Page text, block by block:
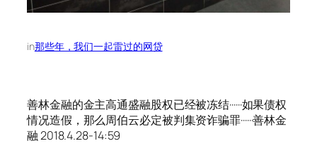
in那些年，我们一起雷过的网贷
善林金融的金主高通盛融股权已经被冻结······如果债权
情况造假，那么周伯云必定被判集资诈骗罪······善林金
融 2018.4.28-14:59